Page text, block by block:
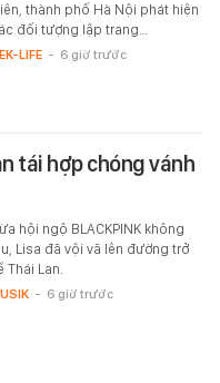
thành phố Hà Nội phát hiện
đối tượng lập trang…
LIFE - 6 giờ trước
tái hợp chóng vánh
hội ngộ BLACKPINK không
Lisa đã vội vã lên đường trở
Thái Lan.
- 6 giờ trước